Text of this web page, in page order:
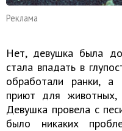
Реклама
Нет, девушка была
стала впадать в
обработали ранки,
приют для животных,
Девушка провела с
было никаких